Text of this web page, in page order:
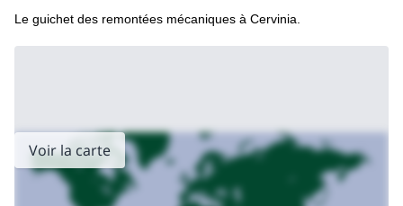
Le guichet des remontées mécaniques à Cervinia.
Voir la carte